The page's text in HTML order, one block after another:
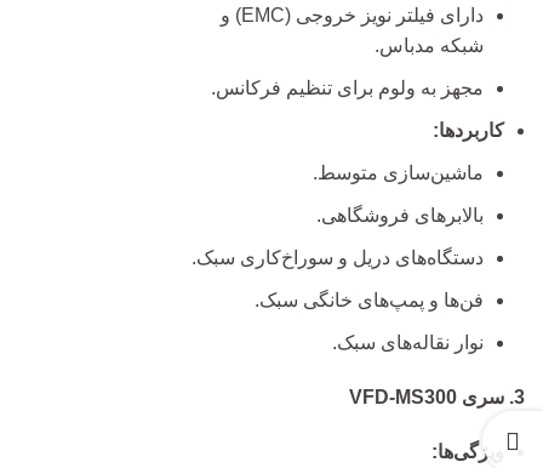
دارای فیلتر نویز خروجی (EMC) و
شبکه مدباس.
مجهز به ولوم برای تنظیم فرکانس.
کاربردها:
ماشین‌سازی متوسط.
بالابرهای فروشگاهی.
دستگاه‌های دریل و سوراخ‌کاری سبک.
فن‌ها و پمپ‌های خانگی سبک.
نوار نقاله‌های سبک.
3. سری VFD-MS300
ویژگی‌ها: